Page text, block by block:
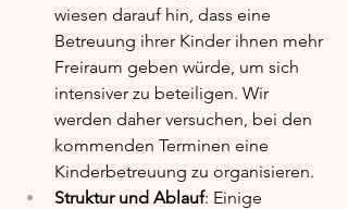
wiesen darauf hin, dass eine
Betreuung ihrer Kinder ihnen mehr
Freiraum geben würde, um sich
intensiver zu beteiligen. Wir
werden daher versuchen, bei den
kommenden Terminen eine
Kinderbetreuung zu organisieren.
Struktur und Ablauf: Einige